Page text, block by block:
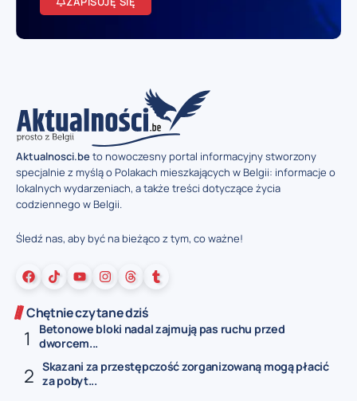
Aktualnosci.beto nowoczesny portal informacyjny stworzony
specjalnie z myślą o Polakach mieszkających w Belgii: informacje o
lokalnych wydarzeniach, a także treści dotyczące życia
codziennego w Belgii.
Śledź nas, aby być na bieżąco z tym, co ważne!
Chętnie czytane dziś
Betonowe bloki nadal zajmują pas ruchu przed
dworcem...
Skazani za przestępczość zorganizowaną mogą płacić
za pobyt...